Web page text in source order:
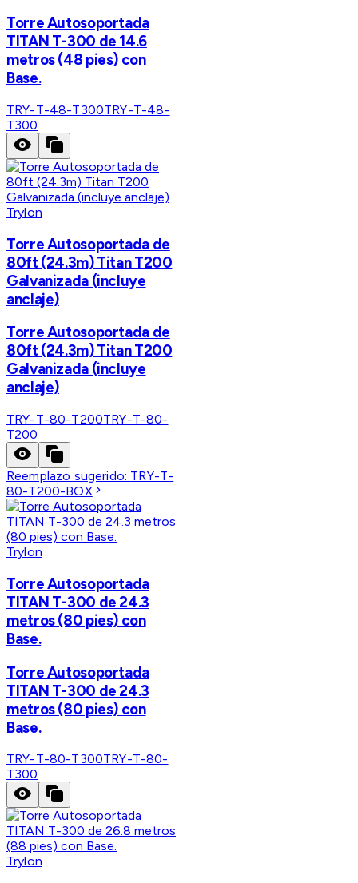
Torre Autosoportada
TITAN T-300 de 14.6
metros (48 pies) con
Base.
TRY-T-48-T300TRY-T-48-
T300
Trylon
Torre Autosoportada de
80ft (24.3m) Titan T200
Galvanizada (incluye
anclaje)
Torre Autosoportada de
80ft (24.3m) Titan T200
Galvanizada (incluye
anclaje)
TRY-T-80-T200TRY-T-80-
T200
Reemplazo sugerido: TRY-T-
80-T200-BOX
Trylon
Torre Autosoportada
TITAN T-300 de 24.3
metros (80 pies) con
Base.
Torre Autosoportada
TITAN T-300 de 24.3
metros (80 pies) con
Base.
TRY-T-80-T300TRY-T-80-
T300
Trylon